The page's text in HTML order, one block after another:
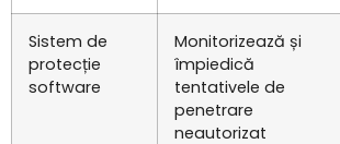
Sistem de
protecție
software
Monitorizează și
împiedică
tentativele de
penetrare
neautorizat